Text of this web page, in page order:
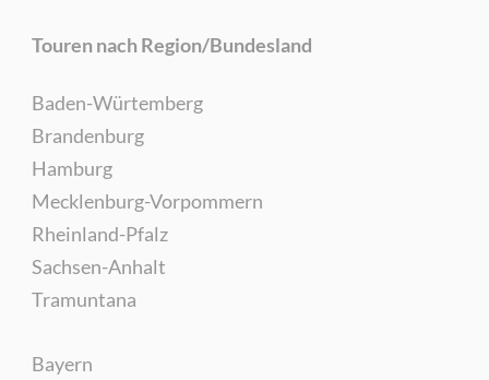
Touren nach Region/Bundesland
Baden-Würtemberg
Brandenburg
Hamburg
Mecklenburg-Vorpommern
Rheinland-Pfalz
Sachsen-Anhalt
Tramuntana
Bayern